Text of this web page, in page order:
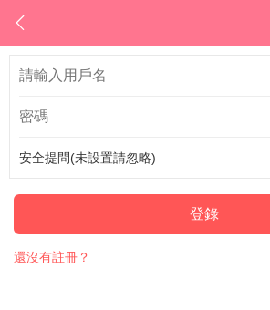
安全提問(未設置請忽略)
登錄
還沒有註冊？